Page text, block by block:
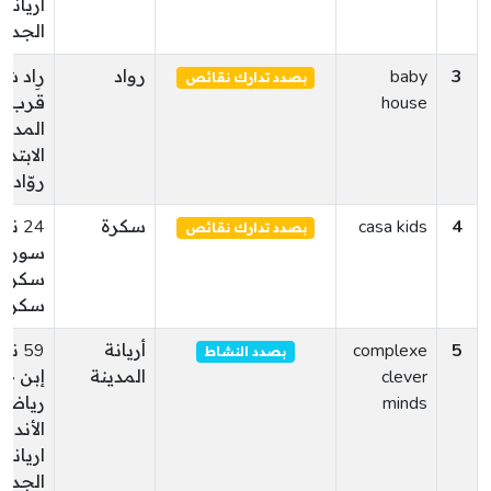
اريانة
3
baby
house
بصدد تدارك نقائص رواد
رِاد
قرب
روّاد
4
casa kids بصدد تدارك نقائص سكرة
24
سوريا
سكرة
سكرة
5
complexe
clever
minds
بصدد النشاط
أريانة
المدينة
59
إبن
رياض
اريانة